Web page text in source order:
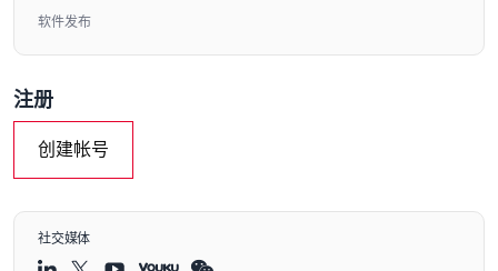
软件发布
注册
创建帐号
社交媒体